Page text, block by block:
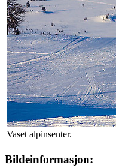
Vaset alpinsenter.
Bildeinformasjon: